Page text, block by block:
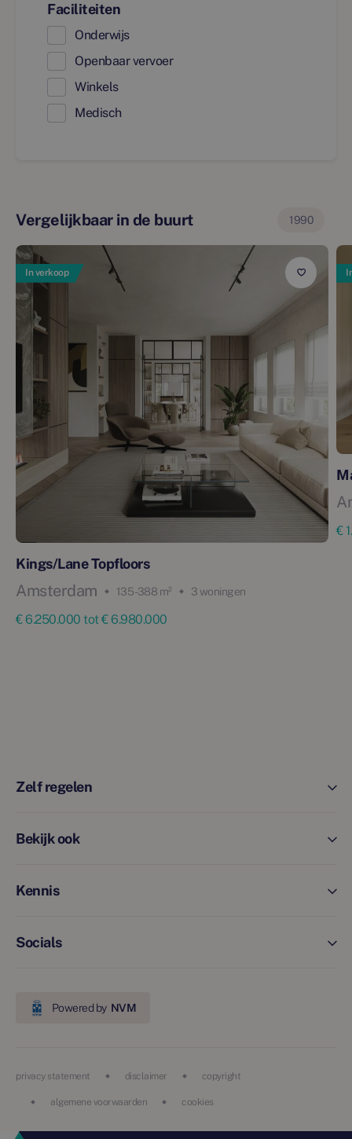
Faciliteiten
Onderwijs
Openbaar vervoer
Winkels
Medisch
Vergelijkbaar in de buurt 1990
In verkoop
Kings/Lane Topfloors
Amsterdam 135 - 388 m² 3 woningen
€ 6.250.000 tot € 6.980.000
€
Zelf regelen
Bekijk ook
Kennis
Socials
Powered by NVM
privacy statement disclaimer copyright
algemene voorwaarden cookies